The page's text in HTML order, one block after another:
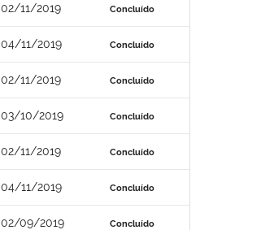
02/11/2019 Concluído
04/11/2019 Concluído
02/11/2019 Concluído
03/10/2019 Concluído
02/11/2019 Concluído
04/11/2019 Concluído
02/09/2019 Concluído